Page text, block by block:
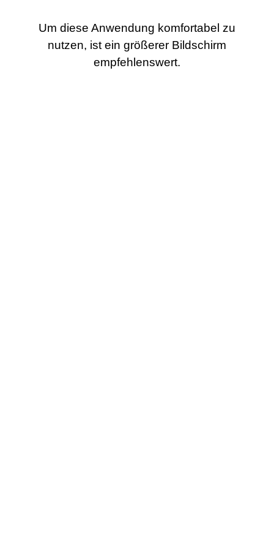
Um diese Anwendung komfortabel zu
nutzen, ist ein größerer Bildschirm
empfehlenswert.